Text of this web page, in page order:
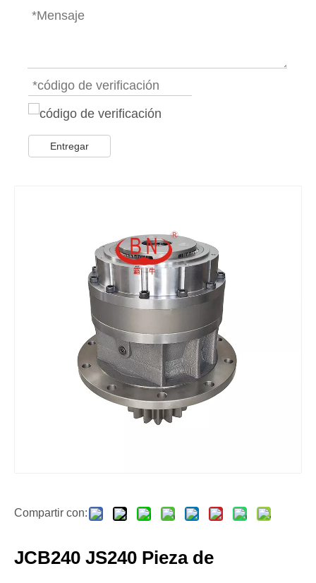
Entregar
Compartir con:
JCB240 JS240 Pieza de